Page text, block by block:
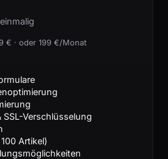
einmalig
€ · oder 199 €/Monat
SSL-Verschlüsselung
Artikel)